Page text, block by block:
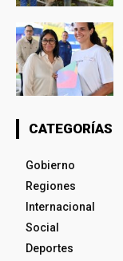
CATEGORÍAS
Gobierno
Regiones
Internacional
Social
Deportes